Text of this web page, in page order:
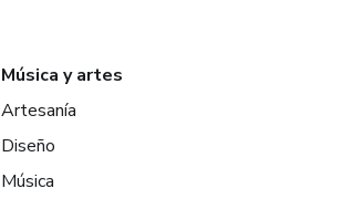
Música y artes
Artesanía
Diseño
Música